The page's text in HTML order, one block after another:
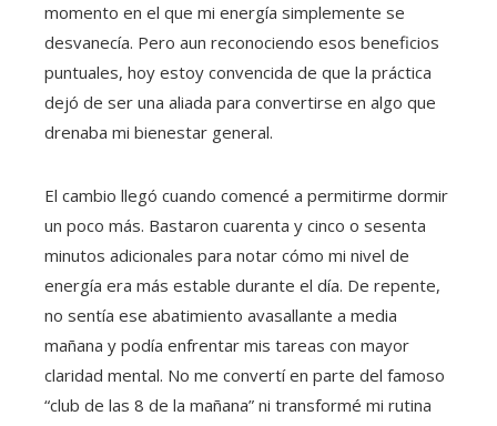
momento en el que mi energía simplemente se
desvanecía. Pero aun reconociendo esos beneficios
puntuales, hoy estoy convencida de que la práctica
dejó de ser una aliada para convertirse en algo que
drenaba mi bienestar general.
El cambio llegó cuando comencé a permitirme dormir
un poco más. Bastaron cuarenta y cinco o sesenta
minutos adicionales para notar cómo mi nivel de
energía era más estable durante el día. De repente,
no sentía ese abatimiento avasallante a media
mañana y podía enfrentar mis tareas con mayor
claridad mental. No me convertí en parte del famoso
“club de las 8 de la mañana” ni transformé mi rutina